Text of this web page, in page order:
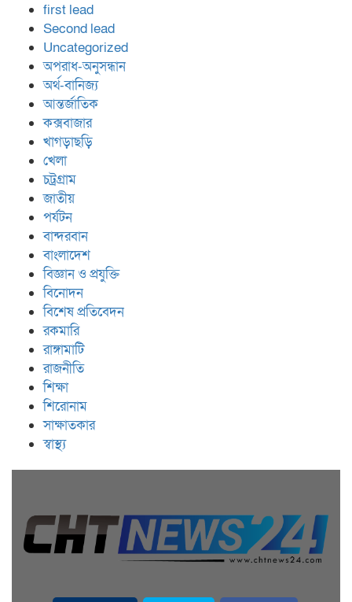
first lead
Second lead
Uncategorized
অপরাধ-অনুসন্ধান
অর্থ-বানিজ্য
আন্তর্জাতিক
কক্সবাজার
খাগড়াছড়ি
খেলা
চট্রগ্রাম
জাতীয়
পর্যটন
বান্দরবান
বাংলাদেশ
বিজ্ঞান ও প্রযুক্তি
বিনোদন
বিশেষ প্রতিবেদন
রকমারি
রাঙ্গামাটি
রাজনীতি
শিক্ষা
শিরোনাম
সাক্ষাতকার
স্বাস্থ্য